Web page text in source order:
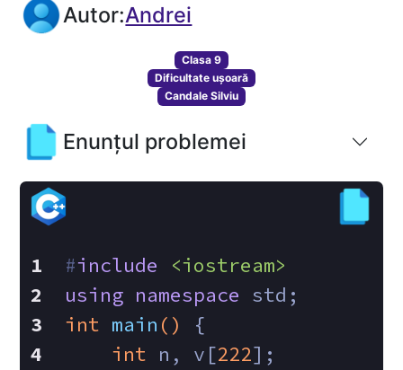
Autor:Andrei
Clasa 9
Dificultate ușoară
Candale Silviu
Enunțul problemei
#include
<iostream>
using namespace std;
int main ()
{
int n, v[222];